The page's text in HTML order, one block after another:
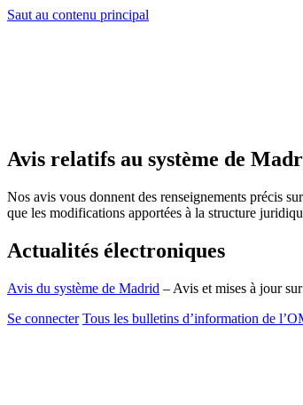
Saut au contenu principal
Avis relatifs au système de
Nos avis vous donnent des renseignements précis
que les modifications apportées à la structure
Actualités électroniques
Avis du système de Madrid – Avis et mises à jour
Se connecter Tous les bulletins d’information de